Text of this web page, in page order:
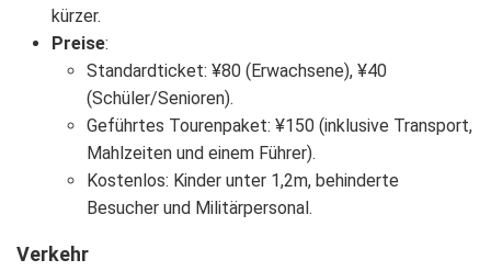
kürzer.
Preise:
Standardticket: ¥80 (Erwachsene), ¥40
(Schüler/Senioren).
Geführtes Tourenpaket: ¥150 (inklusive Transport,
Mahlzeiten und einem Führer).
Kostenlos: Kinder unter 1,2m, behinderte
Besucher und Militärpersonal.
Verkehr